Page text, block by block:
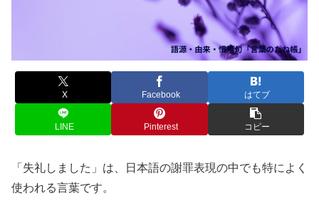
X Facebook はてブ
LINE Pinterest コピー
「失礼しました」は、日本語の謝罪表現の中でも特によく
使われる言葉です。